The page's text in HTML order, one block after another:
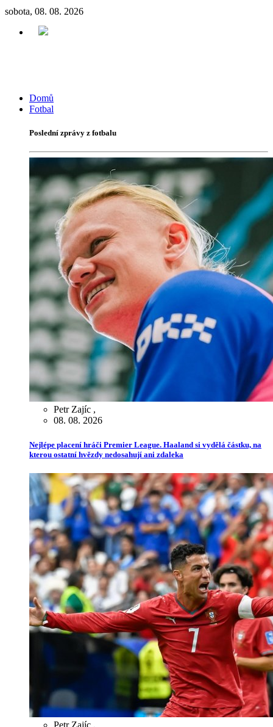
sobota, 08. 08. 2026
Domů
Fotbal
Poslední zprávy z fotbalu
Petr Zajíc ,
08. 08. 2026
Nejlépe placení hráči Premier League. Haaland si vydělá částku, na
kterou ostatní hvězdy nedosahují ani zdaleka
Petr Zajíc ,